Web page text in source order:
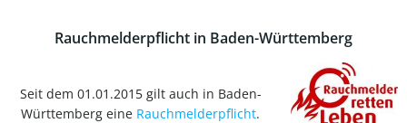
Rauchmelderpflicht in Baden-Württemberg
Seit dem 01.01.2015 gilt auch in Baden-
Württemberg eine Rauchmelderpflicht.